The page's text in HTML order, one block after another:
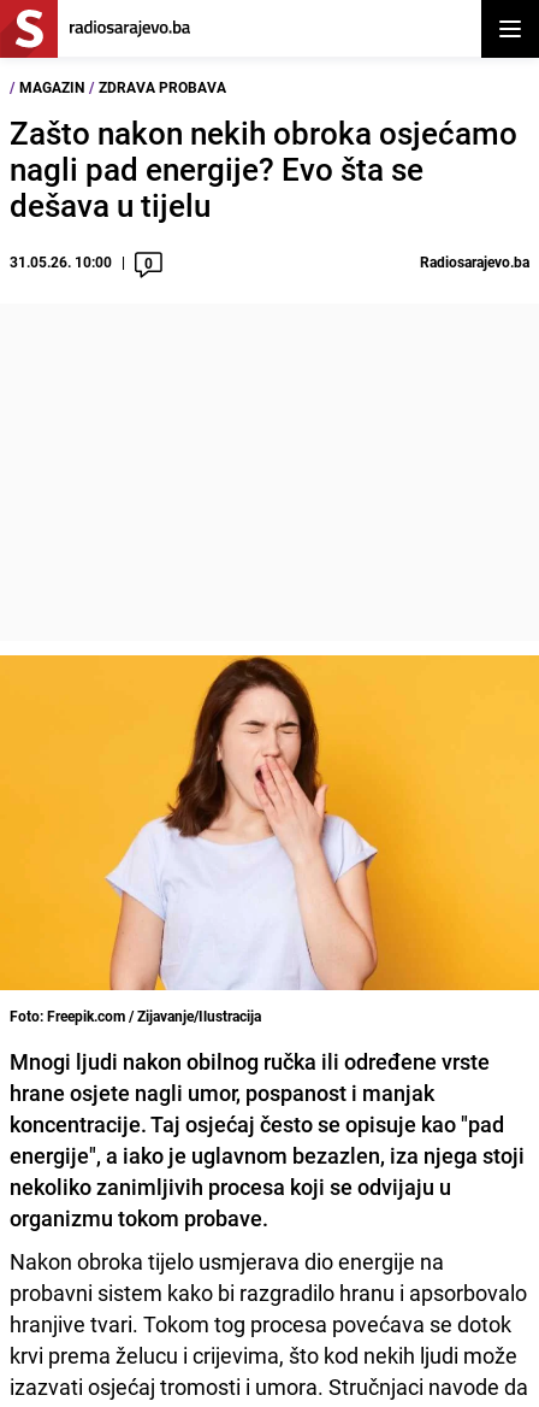
/ MAGAZIN / ZDRAVA PROBAVA
Zašto nakon nekih obroka osjećamo
nagli pad energije? Evo šta se
dešava u tijelu
31.05.26. 10:00 0 Radiosarajevo.ba
Foto: Freepik.com / Zijavanje/Ilustracija
Mnogi ljudi nakon obilnog ručka ili određene vrste
hrane osjete nagli umor, pospanost i manjak
koncentracije. Taj osjećaj često se opisuje kao "pad
energije", a iako je uglavnom bezazlen, iza njega stoji
nekoliko zanimljivih procesa koji se odvijaju u
organizmu tokom probave.
Nakon obroka tijelo usmjerava dio energije na
probavni sistem kako bi razgradilo hranu i apsorbovalo
hranjive tvari. Tokom tog procesa povećava se dotok
krvi prema želucu i crijevima, što kod nekih ljudi može
izazvati osjećaj tromosti i umora. Stručnjaci navode da